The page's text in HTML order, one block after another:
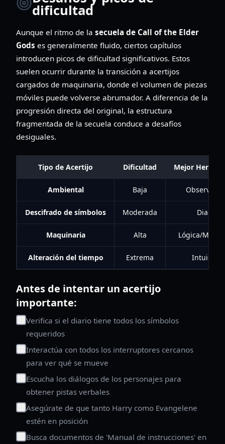
dificultad
Aunque el ritmo de la secuela de Call of the Elder
Gods es generalmente fluido, ciertos capítulos
introducen picos de dificultad significativos. Estos
suelen ocurrir durante la transición a acertijos
cargados de maquinaria, donde el volumen de piezas
móviles puede volverse abrumador. A diferencia de la
progresión directa del original, la estructura
fragmentada de la secuela conduce a desafíos
desiguales.
Tipo de Acertijo Dificultad Mejor
Ambiental Baja
Descifrado de símbolos Moderada Diario
Maquinaria Alta Lógica/
Alteración del tiempo Extrema Intuición
Antes de intentar un acertijo
importante:
Verifica si el diario tiene todos los símbolos
requeridos
Interactúa con todos los interruptores cercanos
para ver qué se mueve
Escucha los diálogos de los personajes para
obtener pistas verbales
Asegúrate de que tanto Harry como Evangelene
estén en posición
Busca documentos de 'Manual de instrucciones' en